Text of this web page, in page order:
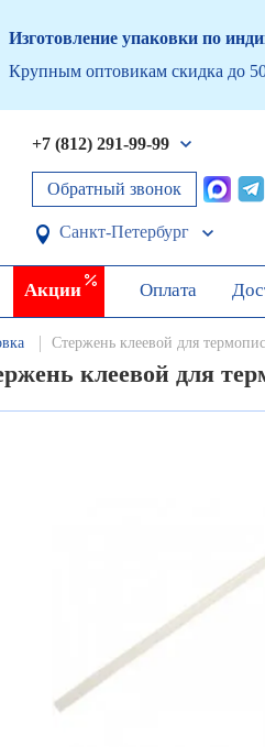
Изготовление упаковки по
Крупным оптовикам скидка до
+7 (812) 291-99-99
Обратный звонок
Санкт-Петербург
Акции Оплата
Стержень клеевой для
клеевой для